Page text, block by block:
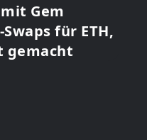
Gem
für ETH,
gemacht